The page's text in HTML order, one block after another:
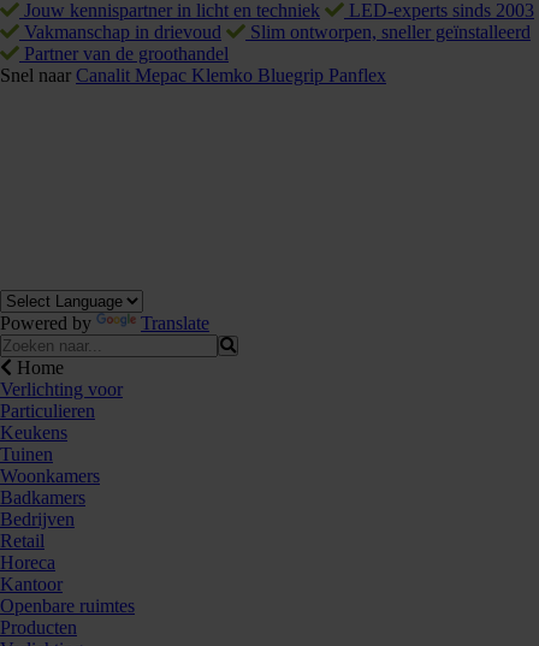
Jouw kennispartner in licht en techniek
LED-experts sinds 2003
Vakmanschap in drievoud
Slim ontworpen, sneller geïnstalleerd
Partner van de groothandel
Snel naar Canalit Mepac Klemko Bluegrip Panflex
Powered by Translate
Home
Verlichting voor
Particulieren
Keukens
Tuinen
Woonkamers
Badkamers
Bedrijven
Retail
Horeca
Kantoor
Openbare ruimtes
Producten